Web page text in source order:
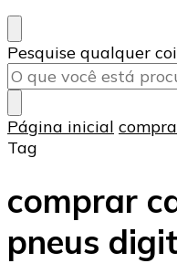
Procurando
algo?
Pesquise qualquer
Página inicial
Tag
comprar
pneus